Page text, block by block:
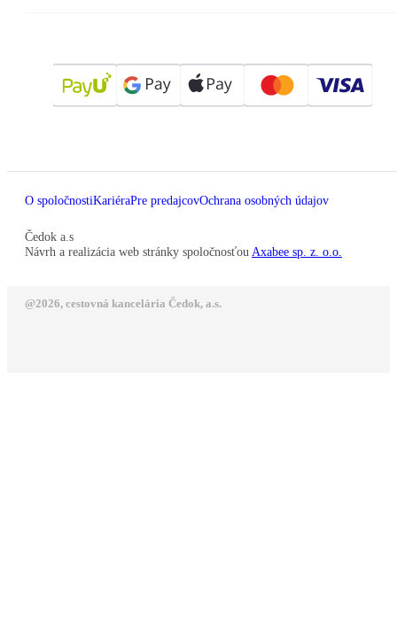
O spoločnostiKariéraPre predajcovOchrana osobných údajov
Čedok a.s
Návrh a realizácia web stránky spoločnosťou Axabee sp. z. o.o.
@2026, cestovná kancelária Čedok, a.s.